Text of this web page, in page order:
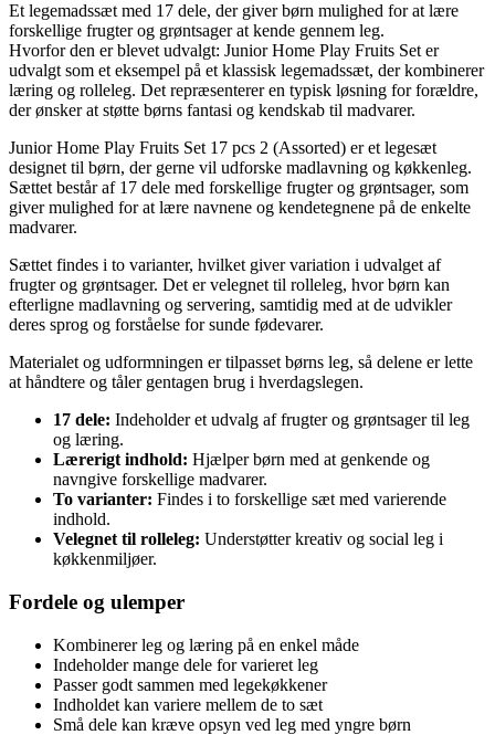
Et legemadssæt med 17 dele, der giver børn mulighed for at lære
forskellige frugter og grøntsager at kende gennem leg.
Hvorfor den er blevet udvalgt: Junior Home Play Fruits Set er
udvalgt som et eksempel på et klassisk legemadssæt, der kombinerer
læring og rolleleg. Det repræsenterer en typisk løsning for forældre,
der ønsker at støtte børns fantasi og kendskab til madvarer.
Junior Home Play Fruits Set 17 pcs 2 (Assorted) er et legesæt
designet til børn, der gerne vil udforske madlavning og køkkenleg.
Sættet består af 17 dele med forskellige frugter og grøntsager, som
giver mulighed for at lære navnene og kendetegnene på de enkelte
madvarer.
Sættet findes i to varianter, hvilket giver variation i udvalget af
frugter og grøntsager. Det er velegnet til rolleleg, hvor børn kan
efterligne madlavning og servering, samtidig med at de udvikler
deres sprog og forståelse for sunde fødevarer.
Materialet og udformningen er tilpasset børns leg, så delene er lette
at håndtere og tåler gentagen brug i hverdagslegen.
17 dele: Indeholder et udvalg af frugter og grøntsager til leg
og læring.
Lærerigt indhold: Hjælper børn med at genkende og
navngive forskellige madvarer.
To varianter: Findes i to forskellige sæt med varierende
indhold.
Velegnet til rolleleg: Understøtter kreativ og social leg i
køkkenmiljøer.
Fordele og ulemper
Kombinerer leg og læring på en enkel måde
Indeholder mange dele for varieret leg
Passer godt sammen med legekøkkener
Indholdet kan variere mellem de to sæt
Små dele kan kræve opsyn ved leg med yngre børn